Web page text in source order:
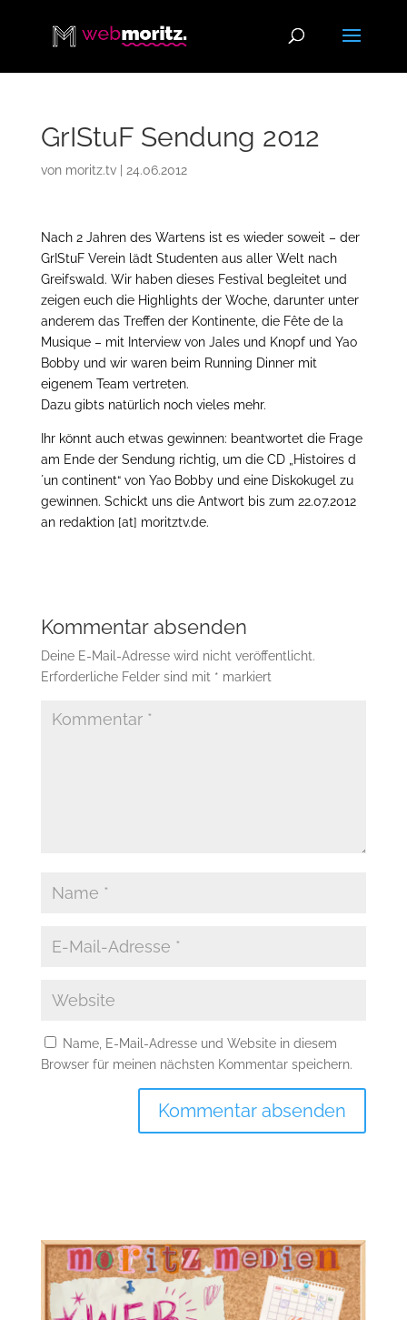
GrIStuF Sendung 2012
von moritz.tv| 24.06.2012
Nach 2 Jahren des Wartens ist es wieder soweit – der
GrIStuF Verein lädt Studenten aus aller Welt nach
Greifswald. Wir haben dieses Festival begleitet und
zeigen euch die Highlights der Woche, darunter unter
anderem das Treffen der Kontinente, die Fête de la
Musique – mit Interview von Jales und Knopf und Yao
Bobby und wir waren beim Running Dinner mit
eigenem Team vertreten.
Dazu gibts natürlich noch vieles mehr.
Ihr könnt auch etwas gewinnen: beantwortet die Frage
am Ende der Sendung richtig, um die CD „Histoires d
´un continent“ von Yao Bobby und eine Diskokugel zu
gewinnen. Schickt uns die Antwort bis zum 22.07.2012
an redaktion [at] moritztv.de.
Kommentar absenden
Deine E-Mail-Adresse wird nicht veröffentlicht.
Erforderliche Felder sind mit * markiert
Name, E-Mail-Adresse und Website in diesem
Browser für meinen nächsten Kommentar speichern.